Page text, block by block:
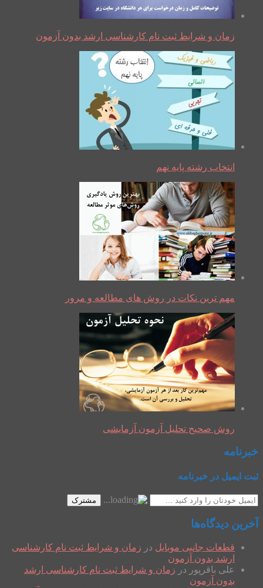
زمان و شرایط ثبت نام کارشناسی ارشد بدون آزمون
انتخاب رشته پایه نهم
مهم ترین نکات در روش های مطالعه و مرور
روش صحیح تحلیل آزمون آزمایشی
خبرنامه
ثبت ایمیل در خبرنامه
مشترک
آخرین دیدگاه‌ها
قطعات جانبی موبایل در زمان و شرایط ثبت نام کارشناسی
ارشد بدون آزمون
علی باقرپور در زمان و شرایط ثبت نام کارشناسی ارشد
بدون آزمون